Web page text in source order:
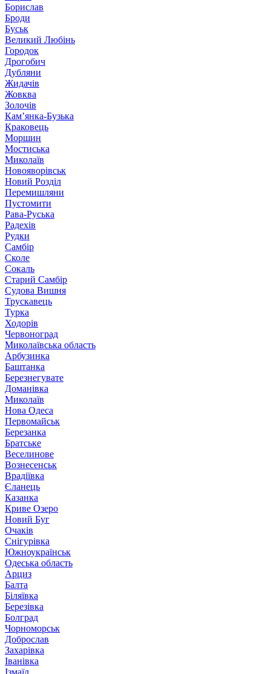
Борислав
Броди
Буськ
Великий Любінь
Городок
Дрогобич
Дубляни
Жидачів
Жовква
Золочів
Кам’янка-Бузька
Краковець
Моршин
Мостиська
Миколаїв
Новояворівськ
Новий Розділ
Перемишляни
Пустомити
Рава-Руська
Радехів
Рудки
Самбір
Сколе
Сокаль
Старий Самбір
Судова Вишня
Трускавець
Турка
Ходорів
Червоноград
Миколаївська область
Арбузинка
Баштанка
Березнегувате
Доманівка
Миколаїв
Нова Одеса
Первомайськ
Березанка
Братське
Веселинове
Вознесенськ
Врадіївка
Єланець
Казанка
Криве Озеро
Новий Буг
Очаків
Снігурівка
Южноукраїнськ
Одеська область
Арциз
Балта
Біляївка
Березівка
Болград
Чорноморськ
Доброслав
Захарівка
Іванівка
Ізмаїл